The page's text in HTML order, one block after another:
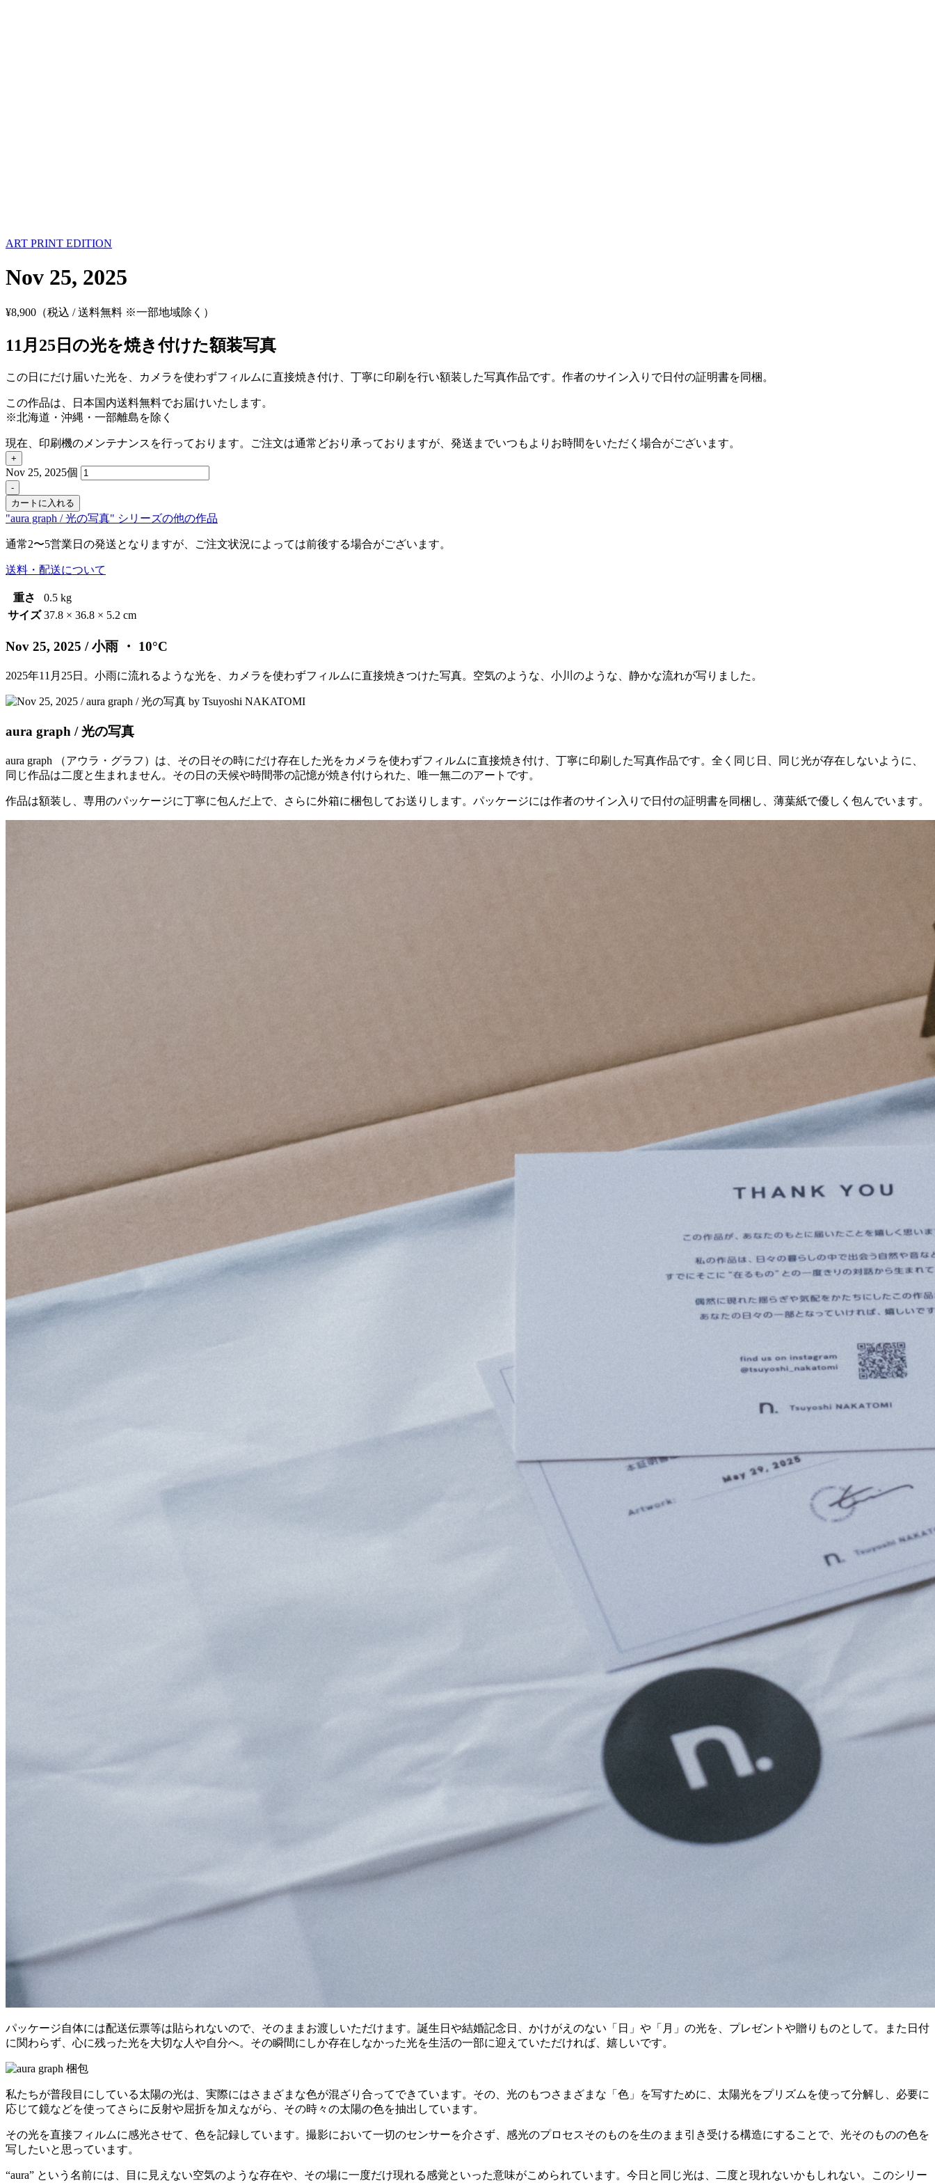
ART PRINT EDITION
Nov 25, 2025
¥8,900 （税込 / 送料無料 ※一部地域除く）
11月25日の光を焼き付けた額装写真
この日にだけ届いた光を、カメラを使わずフィルムに直接焼き付け、丁寧に印刷を行い額装した写真作品です。作者のサイン入りで日付の証明書を同梱。
この作品は、日本国内送料無料でお届けいたします。
※北海道・沖縄・一部離島を除く
現在、印刷機のメンテナンスを行っております。ご注文は通常どおり承っておりますが、発送までいつもよりお時間をいただく場合がございます。
+
Nov 25, 2025個
-
カートに入れる
"aura graph / 光の写真" シリーズの他の作品
通常2〜5営業日の発送となりますが、ご注文状況によっては前後する場合がございます。
送料・配送について
重さ
0.5 kg
サイズ 37.8 × 36.8 × 5.2 cm
Nov 25, 2025 / 小雨 ・ 10°C
2025年11月25日。小雨に流れるような光を、カメラを使わずフィルムに直接焼きつけた写真。空気のような、小川のような、静かな流れが写りました。
aura graph / 光の写真
aura graph （アウラ・グラフ）は、その日その時にだけ存在した光をカメラを使わずフィルムに直接焼き付け、丁寧に印刷した写真作品です。全く同じ日、同じ光が存在しないように、
同じ作品は二度と生まれません。その日の天候や時間帯の記憶が焼き付けられた、唯一無二のアートです。
作品は額装し、専用のパッケージに丁寧に包んだ上で、さらに外箱に梱包してお送りします。パッケージには作者のサイン入りで日付の証明書を同梱し、薄葉紙で優しく包んでいます。
パッケージ自体には配送伝票等は貼られないので、そのままお渡しいただけます。誕生日や結婚記念日、かけがえのない「日」や「月」の光を、プレゼントや贈りものとして。また日付
に関わらず、心に残った光を大切な人や自分へ。その瞬間にしか存在しなかった光を生活の一部に迎えていただければ、嬉しいです。
私たちが普段目にしている太陽の光は、実際にはさまざまな色が混ざり合ってできています。その、光のもつさまざまな「色」を写すために、太陽光をプリズムを使って分解し、必要に
応じて鏡などを使ってさらに反射や屈折を加えながら、その時々の太陽の色を抽出しています。
その光を直接フィルムに感光させて、色を記録しています。撮影において一切のセンサーを介さず、感光のプロセスそのものを生のまま引き受ける構造にすることで、光そのものの色を
写したいと思っています。
“aura” という名前には、目に見えない空気のような存在や、その場に一度だけ現れる感覚といった意味がこめられています。今日と同じ光は、二度と現れないかもしれない。このシリー